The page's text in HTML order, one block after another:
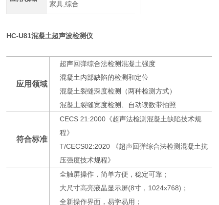
家具,综合
HC-U81混凝土超声波检测仪
应用领域
超声回弹综合法检测混凝土强度
混凝土内部缺陷的检测和定位
混凝土裂缝深度检测（两种检测方式）
混凝土裂缝宽度检测、自动读数带拍照
符合标准
CECS 21:2000《超声法检测混凝土缺陷技术规
程》
T/CECS02:2020 《超声回弹综合法检测混凝土抗
压强度技术规程》
全触屏操作，简单方便，稳定可靠；
大尺寸高亮液晶显示屏(8寸，1024x768)；
全新操作界面，易学易用；